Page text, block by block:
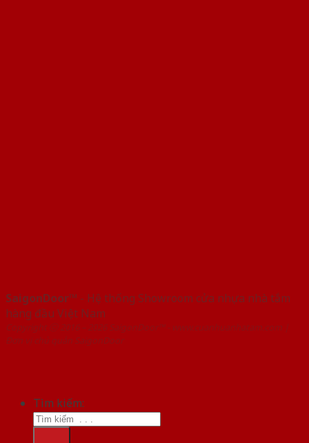
SaigonDoor™ - Hệ thống Showroom cửa nhựa nhà tắm
hàng đầu Việt Nam
Copyright ⓒ 2016 – 2026 SaigonDoor™ - www.cuanhuanhatam.com |
Đơn vị chủ quản SaigonDoor
Tìm kiếm: